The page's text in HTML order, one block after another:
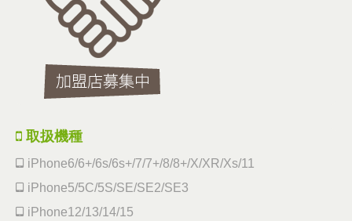
取扱機種
iPhone6/6+/6s/6s+/7/7+/8/8+/X/XR/Xs/11
iPhone5/5C/5S/SE/SE2/SE3
iPhone12/13/14/15